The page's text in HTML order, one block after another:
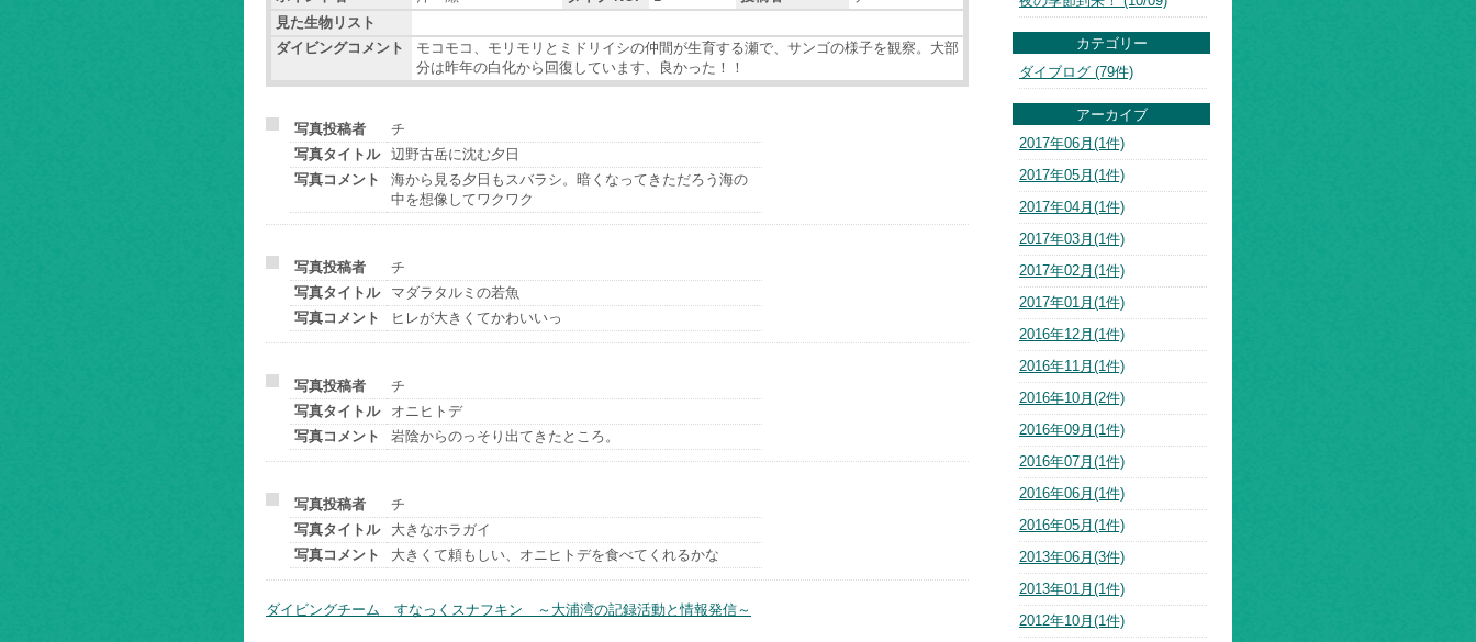
見た生物リスト
ダイビングコメント
モコモコ、モリモリとミドリイシの仲間が生育する瀬で、サンゴの様子を観察。大部
分は昨年の白化から回復しています、良かった！！
写真投稿者
チ
写真タイトル
辺野古岳に沈む夕日
写真コメント
海から見る夕日もスバラシ。暗くなってきただろう海の
中を想像してワクワク
写真投稿者
チ
写真タイトル
マダラタルミの若魚
写真コメント
ヒレが大きくてかわいいっ
写真投稿者
チ
写真タイトル
オニヒトデ
写真コメント
岩陰からのっそり出てきたところ。
写真投稿者
チ
写真タイトル
大きなホラガイ
写真コメント
大きくて頼もしい、オニヒトデを食べてくれるかな
ダイビングチーム すなっくスナフキン ～大浦湾の記録活動と情報発信～
カテゴリー
ダイブログ (79件)
アーカイブ
2017年06月(1件)
2017年05月(1件)
2017年04月(1件)
2017年03月(1件)
2017年02月(1件)
2017年01月(1件)
2016年12月(1件)
2016年11月(1件)
2016年10月(2件)
2016年09月(1件)
2016年07月(1件)
2016年06月(1件)
2016年05月(1件)
2013年06月(3件)
2013年01月(1件)
2012年10月(1件)